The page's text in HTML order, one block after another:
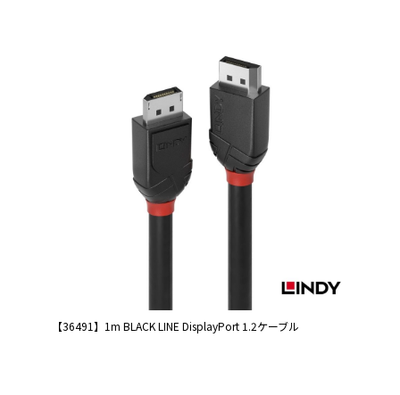
【36491】1m BLACK LINE DisplayPort 1.2ケーブル